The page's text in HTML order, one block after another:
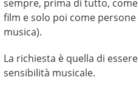
sempre, prima di tutto,
film e solo poi come persone
musica).
La richiesta è quella di
sensibilità musicale.